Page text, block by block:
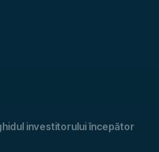
investitorului începător